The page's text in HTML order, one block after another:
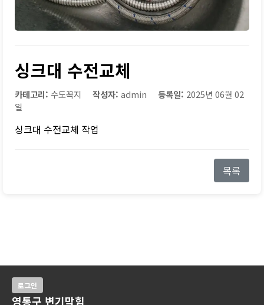
싱크대 수전교체
카테고리: 수도꼭지 작성자: admin 등록일: 2025년 06월 02
일
싱크대 수전교체 작업
목록
로그인
영통구 변기막힘